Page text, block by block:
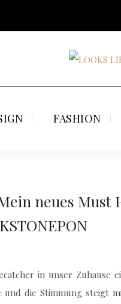
FASHION
neues Must
in unser Zuhause
die Stimmung steigt